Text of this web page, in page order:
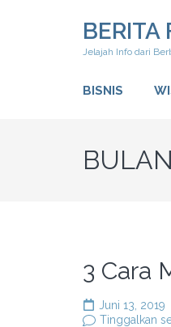
BERITA
Jelajah Info dari
BISNIS
3 Cara
Juni 13, 2019
Tinggalkan